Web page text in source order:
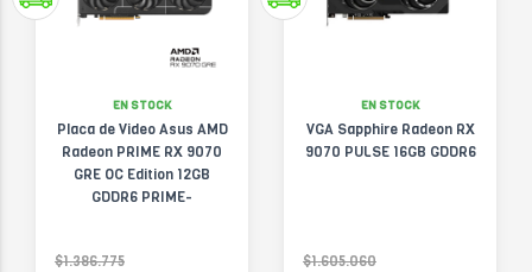
EN STOCK
Placa de Video Asus AMD
Radeon PRIME RX 9070
GRE OC Edition 12GB
GDDR6 PRIME-
$1.386.775
EN STOCK
VGA Sapphire Radeon RX
9070 PULSE 16GB GDDR6
$1.605.060